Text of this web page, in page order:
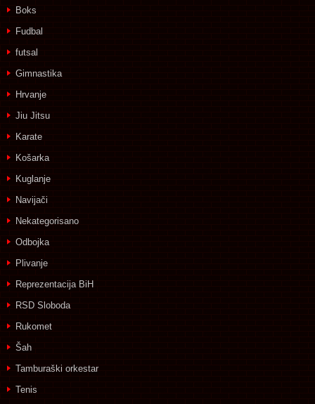
Boks
Fudbal
futsal
Gimnastika
Hrvanje
Jiu Jitsu
Karate
Košarka
Kuglanje
Navijači
Nekategorisano
Odbojka
Plivanje
Reprezentacija BiH
RSD Sloboda
Rukomet
Šah
Tamburaški orkestar
Tenis